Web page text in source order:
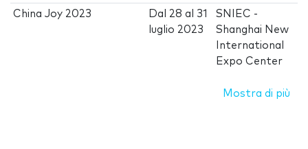
China Joy 2023 Dal 28 al 31
luglio 2023
SNIEC -
Shanghai New
International
Expo Center
Mostra di più